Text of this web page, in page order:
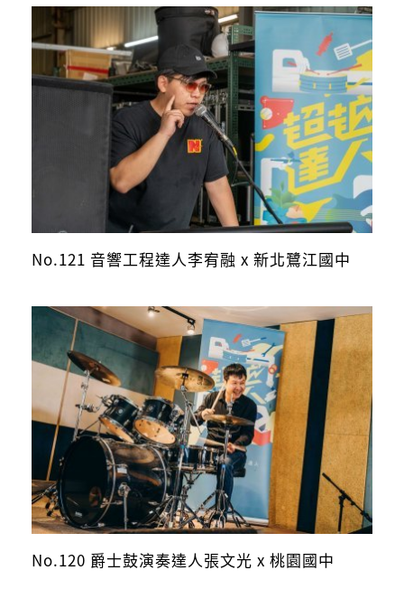
No.121 音響工程達人李宥融 x 新北鷺江國中
No.120 爵士鼓演奏達人張文光 x 桃園國中